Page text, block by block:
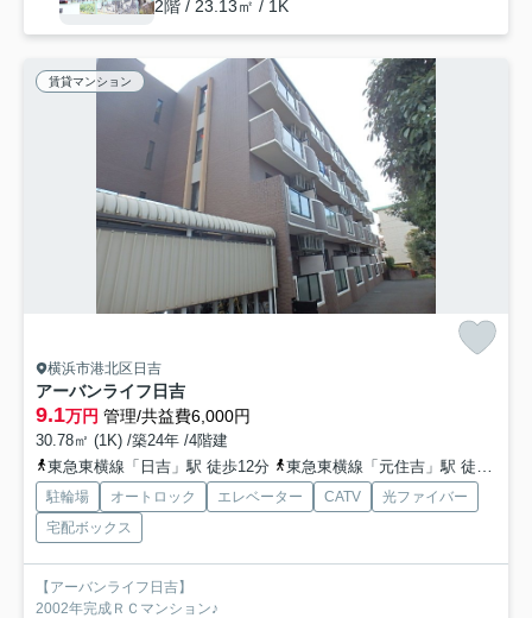
2階 / 23.13㎡ / 1K
賃貸マンション
横浜市港北区日吉
アーバンライフ日吉
9.1万円 管理/共益費6,000円
30.78㎡ (1K) /築24年 /4階建
東急東横線「日吉」駅 徒歩12分
東急東横線「元住吉」駅 徒歩20分
駐輪場 オートロック エレベーター CATV
光ファイバー
宅配ボックス
【アーバンライフ日吉】
2002年完成ＲＣマンション♪